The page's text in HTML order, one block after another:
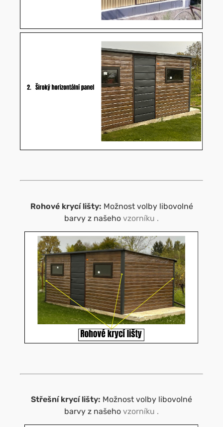
Rohové krycí lišty: Možnost volby libovolné
barvy z našeho vzorníku .
Střešní krycí lišty: Možnost volby libovolné
barvy z našeho vzorníku .